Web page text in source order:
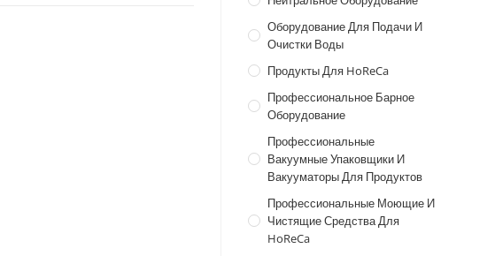
Оборудование Для Подачи И
Очистки Воды
Продукты Для HoReCa
Профессиональное Барное
Оборудование
Профессиональные
Вакуумные Упаковщики И
Вакууматоры Для Продуктов
Профессиональные Моющие И
Чистящие Средства Для
HoReCa